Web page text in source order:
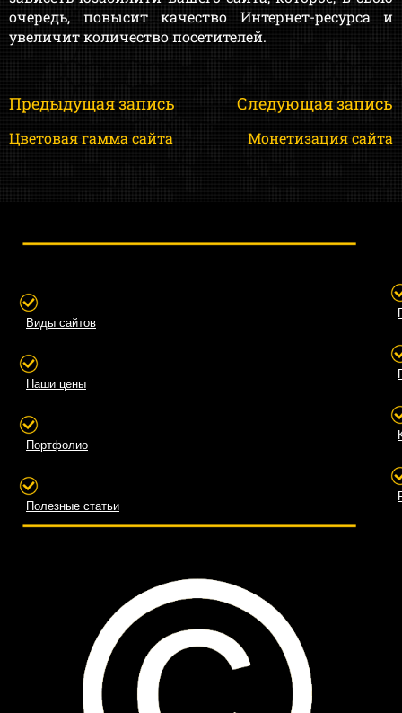
очередь, повысит качество Интернет-ресурса и
увеличит количество посетителей.
Предыдущая запись
Цветовая гамма сайта
Следующая запись
Монетизация сайта
Виды сайтов
Наши цены
Портфолио
Полезные статьи